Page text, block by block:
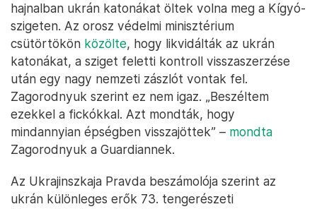
hajnalban ukrán katonákat öltek volna meg a Kígyó-
szigeten. Az orosz védelmi minisztérium
csütörtökön közölte, hogy likvidálták az ukrán
katonákat, a sziget feletti kontroll visszaszerzése
után egy nagy nemzeti zászlót vontak fel.
Zagorodnyuk szerint ez nem igaz. „Beszéltem
ezekkel a fickókkal. Azt mondták, hogy
mindannyian épségben visszajöttek” – mondta
Zagorodnyuk a Guardiannek.
Az Ukrajinszkaja Pravda beszámolója szerint az
ukrán különleges erők 73. tengerészeti